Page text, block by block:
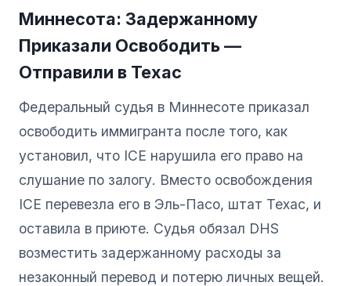
Миннесота: Задержанному
Приказали Освободить —
Отправили в Техас
Федеральный судья в Миннесоте приказал
освободить иммигранта после того, как
установил, что ICE нарушила его право на
слушание по залогу. Вместо освобождения
ICE перевезла его в Эль-Пасо, штат Техас, и
оставила в приюте. Судья обязал DHS
возместить задержанному расходы за
незаконный перевод и потерю личных вещей.